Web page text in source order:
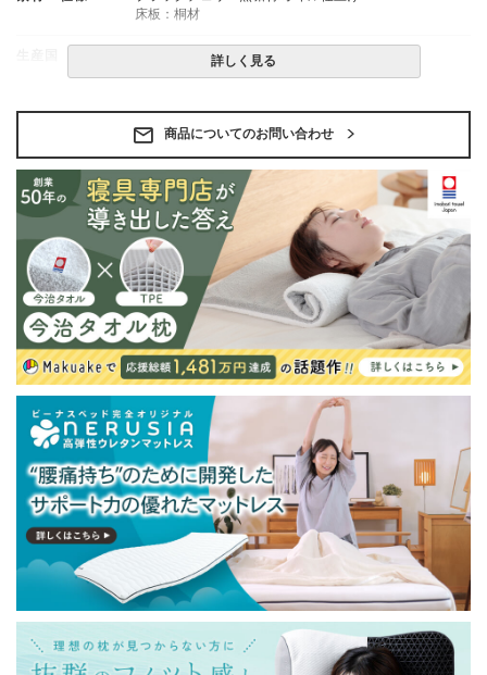
床板：桐材
・この商品は組み立て式です。
・ベッドフレームのみの金額です。
※北海道・沖縄・離島等一部地域へのお届けは別途送料
が発生する場合がございます。また発送予定も変更にな
る場合があります。
詳しく見る
商品についてのお問い合わせ